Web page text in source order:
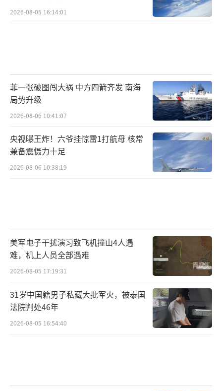
2026-08-05 16:14:01
菲一张破图闯大祸 中方四箭齐发 南海
局势升级
2026-08-06 10:41:07
央视曝王炸！六爷挂惊雷1打航母 核常
兼备震慑力十足
2026-08-06 10:38:19
美军电子干扰演习致飞机撞山4人遇
难，机上人员全部遇难
2026-08-05 17:19:31
31岁中国籍男子私藏大批军火，被泰国
法院判处46年
2026-08-05 16:54:40